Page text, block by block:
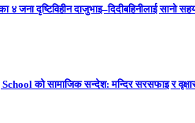
जना दृष्टिविहीन दाजुभाइ–दिदीबहिनीलाई सानो
को सामाजिक सन्देश: मन्दिर सरसफाइ र